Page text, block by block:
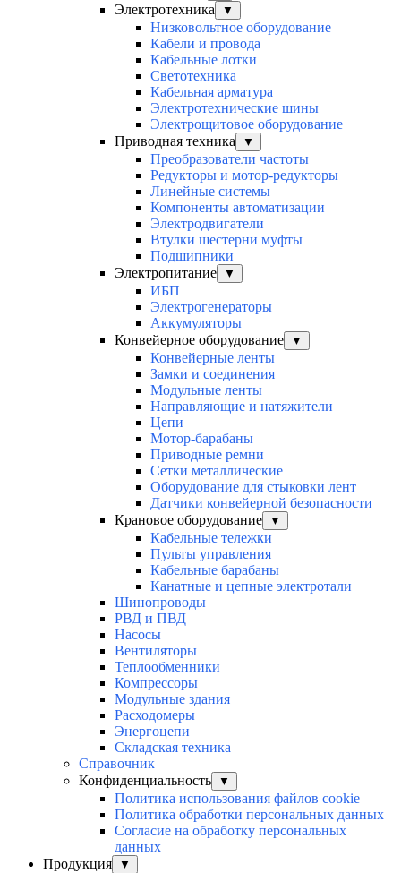
Электротехника ▼
Низковольтное оборудование
Кабели и провода
Кабельные лотки
Светотехника
Кабельная арматура
Электротехнические шины
Электрощитовое оборудование
Приводная техника
▼
Преобразователи частоты
Редукторы и мотор-редукторы
Линейные системы
Компоненты автоматизации
Электродвигатели
Втулки шестерни муфты
Подшипники
Электропитание
▼
ИБП
Электрогенераторы
Аккумуляторы
Конвейерное оборудование
▼
Конвейерные ленты
Замки и соединения
Модульные ленты
Направляющие и натяжители
Цепи
Мотор-барабаны
Приводные ремни
Сетки металлические
Оборудование для стыковки лент
Датчики конвейерной безопасности
Крановое оборудование
▼
Кабельные тележки
Пульты управления
Кабельные барабаны
Канатные и цепные электротали
Шинопроводы
РВД и ПВД
Насосы
Вентиляторы
Теплообменники
Компрессоры
Модульные здания
Расходомеры
Энергоцепи
Складская техника
Справочник
Конфиденциальность
▼
Политика использования файлов cookie
Политика обработки персональных данных
Согласие на обработку персональных
данных
Продукция
▼